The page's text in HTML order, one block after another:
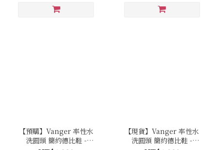
【預購】Vanger 率性水
洗圓頭 簡約德比鞋 -
【現貨】Vanger 率性水
洗圓頭 簡約德比鞋 -